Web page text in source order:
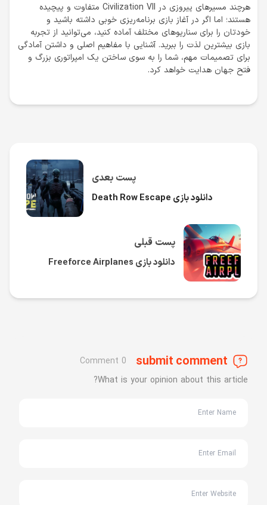
هرچند مسیرهای پیروزی در Civilization VII متفاوت و پیچیده
هستند؛ اما اگر در آغاز بازی برنامه‌ریزی خوبی داشته باشید و
خودتان را برای سناریوهای مختلف آماده کنید، می‌توانید از تجربه‌
بازی بیشترین لذت را ببرید. آشنایی با مفاهیم اصلی و داشتن آمادگی
برای تصمیمات مهم، شما را به سوی ساختن یک امپراتوری بزرگ و
فتح جهان هدایت خواهد کرد.
پست قبلی
دانلود بازی Freeforce Airplanes
پست بعدی
دانلود بازی Death Row Escape
submit comment
0 Comment
What is your opinion about this article?